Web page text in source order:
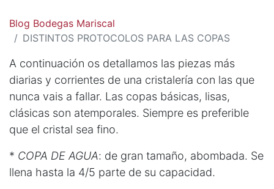
Blog Bodegas Mariscal
DISTINTOS PROTOCOLOS PARA LAS COPAS
A continuación os detallamos las piezas más
diarias y corrientes de una cristalería con las que
nunca vais a fallar. Las copas básicas, lisas,
clásicas son atemporales. Siempre es preferible
que el cristal sea fino.
* COPA DE AGUA: de gran tamaño, abombada. Se
llena hasta la 4/5 parte de su capacidad.